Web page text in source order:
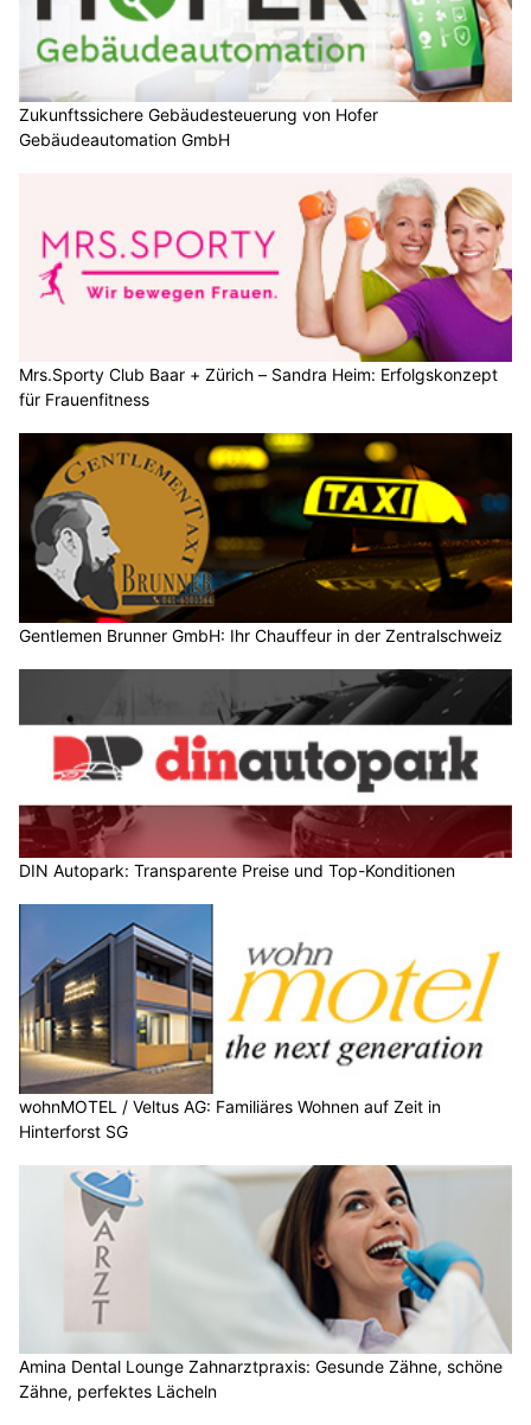
Zukunftssichere Gebäudesteuerung von Hofer
Gebäudeautomation GmbH
Mrs.Sporty Club Baar + Zürich – Sandra Heim: Erfolgskonzept
für Frauenfitness
Gentlemen Brunner GmbH: Ihr Chauffeur in der Zentralschweiz
DIN Autopark: Transparente Preise und Top-Konditionen
wohnMOTEL / Veltus AG: Familiäres Wohnen auf Zeit in
Hinterforst SG
Amina Dental Lounge Zahnarztpraxis: Gesunde Zähne, schöne
Zähne, perfektes Lächeln